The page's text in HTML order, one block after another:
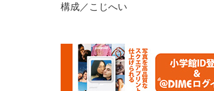
構成／こじへい